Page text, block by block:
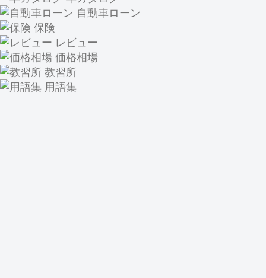
自動車ローン
保険
レビュー
価格相場
教習所
用語集